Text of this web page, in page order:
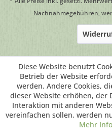
Nachnahmegebühren,
Webdesignby
Diese Website benutzt
Betrieb der Website
werden. Andere Cookies,
dieser Website erhöhen,
Interaktion mit anderen
vereinfachen sollen, werden
Mehr